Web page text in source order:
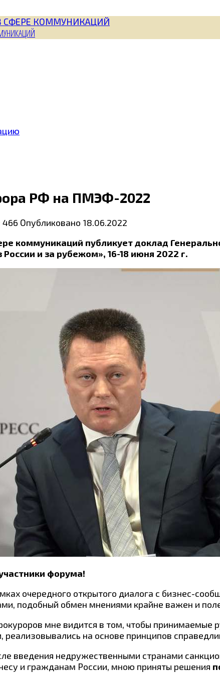
РФ на ПМЭФ-2022
466 Опубликовано 18.06.2022
коммуникаций публикует доклад
и за рубежом», 16-18 июня 2022 г.
форума!
очередного открытого диалога с бизнес-
подобный обмен мнениями крайне важен и
мне видится в том, чтобы принимаемые
на основе принципов
введения недружественными странами
и гражданам России, мною приняты решения